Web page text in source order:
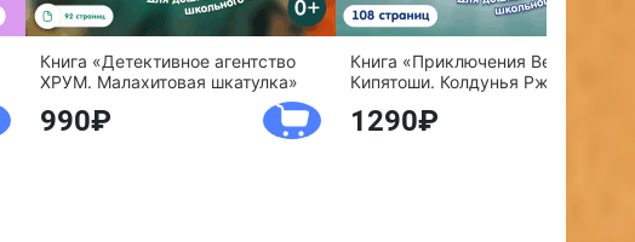
Книга «Детективное агентство
ХРУМ. Малахитовая шкатулка»
990
Книга «Приключения Веснушки и
Кипятоши. Колдунья Ржавелла»
1290